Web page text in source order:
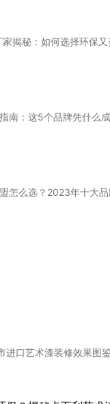
揭秘：如何选择环保又
南：这5个品牌凭什么
怎么选？2023年十大品
选哪家？2023年十大品
进口艺术漆装修效果图